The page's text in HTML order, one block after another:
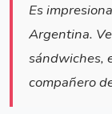
Es
Argentina.
sándwiches,
compañero